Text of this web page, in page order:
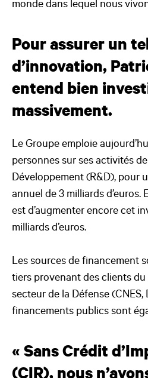
monde dans lequel nous
Pour assurer un
d’innovation,
entend bien
massivement.
Le Groupe emploie
personnes sur ses activités
Développement (R&D), pour
annuel de 3 milliards d’euros.
est d’augmenter encore cet
milliards d’euros.
Les sources de financement
tiers provenant des clients
secteur de la Défense (CNES,
financements publics sont
« Sans Crédit